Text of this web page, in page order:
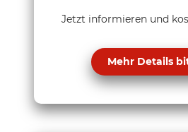
Jetzt informieren und
Mehr Details